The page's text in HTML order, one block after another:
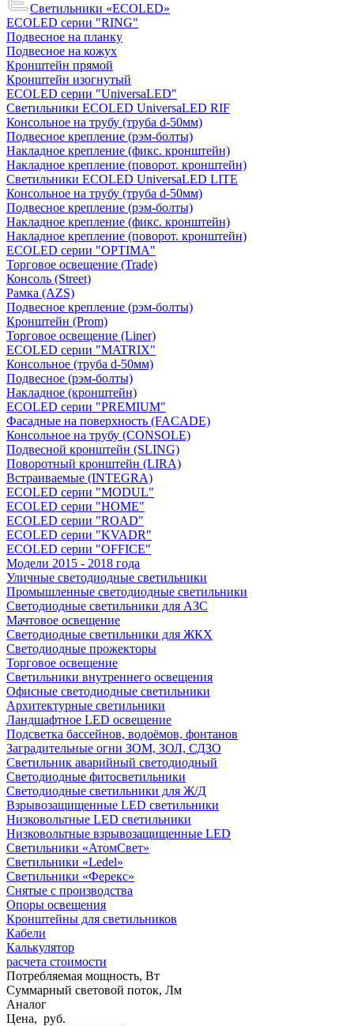
Светильники «ECOLED»
ECOLED серии "RING"
Подвесное на планку
Подвесное на кожух
Кронштейн прямой
Кронштейн изогнутый
ECOLED серии "UniversaLED"
Светильники ECOLED UniversaLED RIF
Консольное на трубу (труба d-50мм)
Подвесное крепление (рэм-болты)
Накладное крепление (фикс. кронштейн)
Накладное крепление (поворот. кронштейн)
Светильники ECOLED UniversaLED LITE
Консольное на трубу (труба d-50мм)
Подвесное крепление (рэм-болты)
Накладное крепление (фикс. кронштейн)
Накладное крепление (поворот. кронштейн)
ECOLED серии "OPTIMA"
Торговое освещение (Trade)
Консоль (Street)
Рамка (AZS)
Подвесное крепление (рэм-болты)
Кронштейн (Prom)
Торговое освещение (Liner)
ECOLED серии "MATRIX"
Консольное (труба d-50мм)
Подвесное (рэм-болты)
Накладное (кронштейн)
ECOLED серии "PREMIUM"
Фасадные на поверхность (FACADE)
Консольное на трубу (СONSOLЕ)
Подвесной кронштейн (SLING)
Поворотный кронштейн (LIRA)
Встраиваемые (INTEGRA)
ECOLED серии "MODUL"
ECOLED серии "HOME"
ECOLED серии "ROAD"
ECOLED серии "KVADR"
ECOLED серии "OFFICE"
Модели 2015 - 2018 года
Уличные светодиодные светильники
Промышленные светодиодные светильники
Светодиодные светильники для АЗС
Мачтовое освещение
Светодиодные светильники для ЖКХ
Светодиодные прожекторы
Торговое освещение
Светильники внутреннего освещения
Офисные светодиодные светильники
Архитектурные светильники
Ландшафтное LED освещение
Подсветка бассейнов, водоёмов, фонтанов
Заградительные огни ЗОМ, ЗОЛ, СДЗО
Светильник аварийный светодиодный
Светодиодные фитосветильники
Светодиодные светильники для Ж/Д
Взрывозащищенные LED светильники
Низковольтные LED светильники
Низковольтные взрывозащищенные LED
Светильники «АтомСвет»
Светильники «Ledel»
Светильники «Ферекс»
Снятые с производства
Опоры освещения
Кронштейны для светильников
Кабели
Калькулятор
расчета стоимости
Потребляемая мощность, Вт
Суммарный световой поток, Лм
Аналог
Цена, руб.